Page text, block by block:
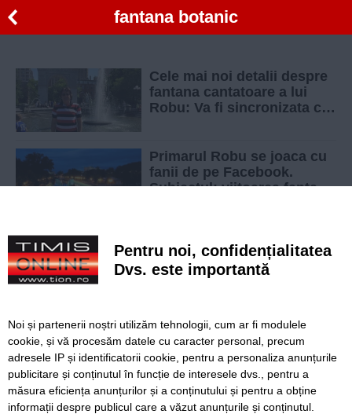
fantana botanic
Cele mai noi detalii despre
fantana cantatoare a lui
Robu: Va fi sincronizata cu
Primarul Robu se joaca cu
fanii de pe Facebook.
Subiectul: viitoarea fantana
fantanii lui Robu din Parcul
Botanic
SERVICII Redactia
Folosinta Cookie-urilor
Termeni si conditii de utilizare
Politica de confidentialitate
Pentru noi, confidențialitatea
Dvs. este importantă
Noi și partenerii noștri utilizăm tehnologii, cum ar fi modulele
cookie, și vă procesăm datele cu caracter personal, precum
adresele IP și identificatorii cookie, pentru a personaliza anunțurile
publicitare și conținutul în funcție de interesele dvs., pentru a
măsura eficiența anunțurilor și a conținutului și pentru a obține
informații despre publicul care a văzut anunțurile și conținutul.